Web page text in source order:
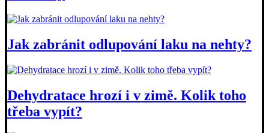
Jak zabránit odlupování laku na nehty?
Dehydratace hrozí i v zimě. Kolik toho
třeba vypít?